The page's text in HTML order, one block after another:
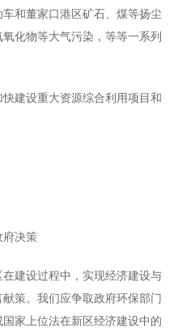
和董家口港区矿石、煤等扬尘
化物等大气污染，等等一系列
建设重大资源综合利用项目和
决策
建设过程中，实现经济建设与
策。我们应争取政府环保部门
家上位法在新区经济建设中的